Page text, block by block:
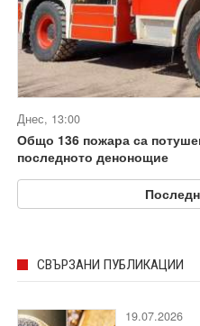
Днес, 13:00
Общо 136 пожара са
последното денонощие
СВЪРЗАНИ ПУБЛИКАЦИИ
19.07.2026